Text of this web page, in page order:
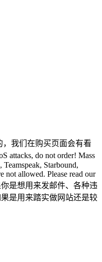
，我们在购买页面会有看
attacks, do not order! Mass
Starbound,
not allowed. Please read our
是想用来发邮件、各种违
是用来踏实做网站还是较